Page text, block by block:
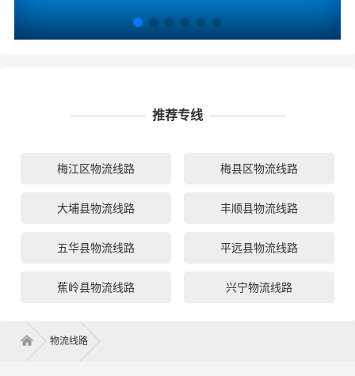
推荐专线
梅江区物流线路 梅县区物流线路
大埔县物流线路 丰顺县物流线路
五华县物流线路 平远县物流线路
蕉岭县物流线路 兴宁物流线路
物流线路